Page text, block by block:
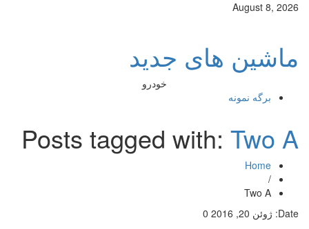
August 8, 2026
ماشین های جدید
خودرو
برگه نمونه
Posts tagged with:Two A
Home
/
Two A
Date: ژوئن 20, 2016 0